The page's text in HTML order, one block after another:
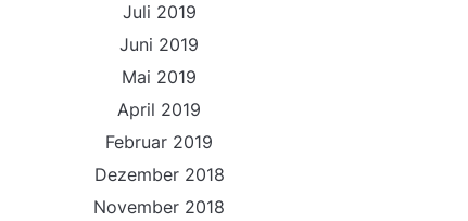
Juli 2019
Juni 2019
Mai 2019
April 2019
Februar 2019
Dezember 2018
November 2018